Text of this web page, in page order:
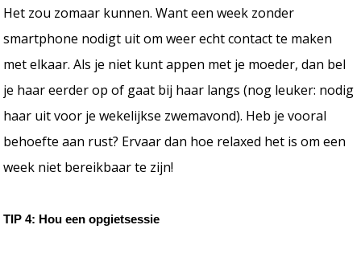
Het zou zomaar kunnen. Want een week zonder
smartphone nodigt uit om weer echt contact te maken
met elkaar. Als je niet kunt appen met je moeder, dan bel
je haar eerder op of gaat bij haar langs (nog leuker: nodig
haar uit voor je wekelijkse zwemavond). Heb je vooral
behoefte aan rust? Ervaar dan hoe relaxed het is om een
week niet bereikbaar te zijn!
TIP 4: Hou een opgietsessie